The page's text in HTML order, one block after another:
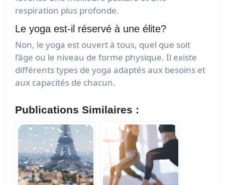
respiration plus profonde.
Le yoga est-il réservé à une élite?
Non, le yoga est ouvert à tous, quel que soit
l’âge ou le niveau de forme physique. Il existe
différents types de yoga adaptés aux besoins et
aux capacités de chacun.
Publications Similaires :